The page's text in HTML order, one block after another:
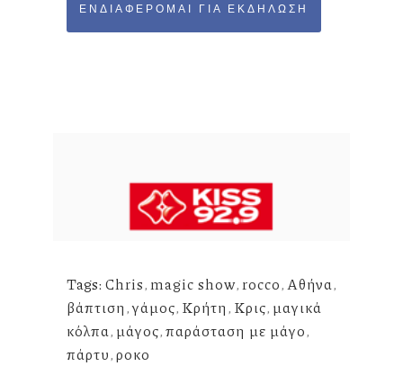
ΕΝΔΙΑΦΈΡΟΜΑΙ ΓΙΑ ΕΚΔΉΛΩΣΗ
Tags: Chris,magic show,rocco,Αθήνα,
βάπτιση,γάμος, Κρήτη, Κρις, μαγικά
κόλπα, μάγος,παράσταση με μάγο,
πάρτυ,ροκο